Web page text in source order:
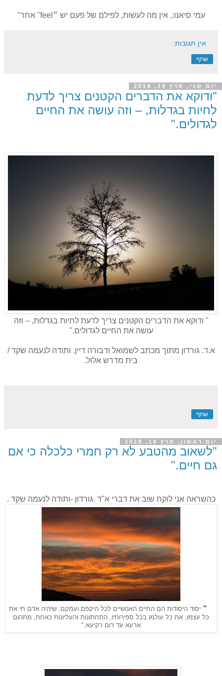
עמי סיאנו:, אין מה לעשות, לפילם של פעם יש ״feel" אחר"
אין תגובות:
שתף
יום שני, מרץ 19, 2018
"ודוקא את הדברים הקטנים צריך לדעת
לחיות בגדלוּת, – וזה עושה את החיים
לגדולים."
" ודוקא את הדברים הקטנים צריך לדעת לחיות בגדלוּת, – וזה
עושה את החיים לגדולים."
א.ד. גורדון מתוך מכתב לשמואל ודבורה דיין. ותודה לנעמה שקד /
בית מדרש אלול.
שתף
יום ראשון, מרץ 18, 2018
"לשאוב מהטבע לא רק חמרי כלכלה כי אם
גם חיים."
כהשראה אני לוקח שוב את דברי א"ד .גורדון -ותודה לנעמה שקד .
" יסוד היסודות הם החיים האנושיים לכל היקפם ועמקם: שיהיה אדם חי את
כל עצמו, את כל עולמו בכל ספירותיו, התחתונות והעליונות כאחת, מתהום
ארעא עד רום רקיעא."